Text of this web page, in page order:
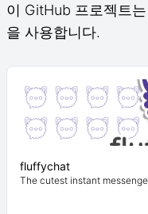
이 GitHub 프로젝트
을 사용합니다.
fluffychat
The cutest instant